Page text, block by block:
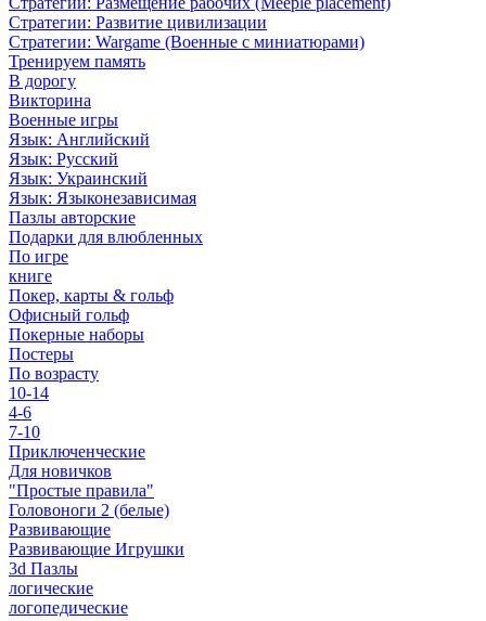
Стратегии: Развитие цивилизации
Стратегии: Wargame (Военные с миниатюрами)
Тренируем память
В дорогу
Викторина
Военные игры
Язык: Английский
Язык: Русский
Язык: Украинский
Язык: Языконезависимая
Пазлы авторские
Подарки для влюбленных
По игре
книге
Покер, карты & гольф
Офисный гольф
Покерные наборы
Постеры
По возрасту
10-14
4-6
7-10
Приключенческие
Для новичков
"Простые правила"
Головоноги 2 (белые)
Развивающие
Развивающие Игрушки
3d Пазлы
логические
логопедические